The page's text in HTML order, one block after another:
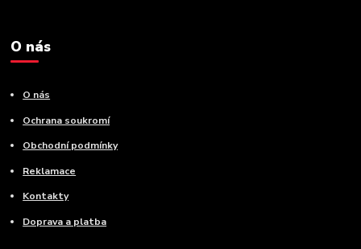
O nás
O nás
Ochrana soukromí
Obchodní podmínky
Reklamace
Kontakty
Doprava a platba